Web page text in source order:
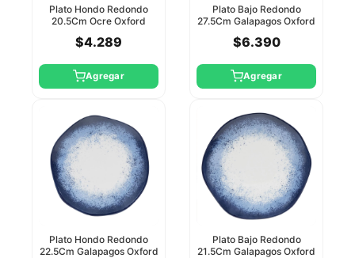
Plato Hondo Redondo
20.5Cm Ocre Oxford
$4.289
Agregar
Plato Bajo Redondo
27.5Cm Galapagos Oxford
$6.390
Agregar
Plato Hondo Redondo
22.5Cm Galapagos Oxford
Plato Bajo Redondo
21.5Cm Galapagos Oxford